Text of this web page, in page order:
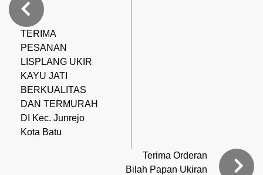
TERIMA
PESANAN
LISPLANG UKIR
KAYU JATI
BERKUALITAS
DAN TERMURAH
DI Kec. Junrejo
Kota Batu
Terima Orderan
Bilah Papan Ukiran